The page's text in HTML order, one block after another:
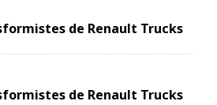
de Renault Trucks
de Renault Trucks